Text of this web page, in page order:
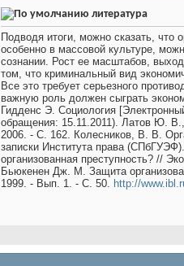
литература
Подводя итоги, можно сказать, что
особенно в массовой культуре,
сознании. Рост ее масштабов,
том, что криминальный вид
Все это требует серьезного
важную роль должен сыграть
Гидденс Э. Социология
обращения: 15.11.2011). Латов Ю.
2006. - С. 162. Колесников, В. В.
записки Института права
организованная преступность? //
Бьюкенен Дж. М. Защита
1999. - Вып. 1. - С. 50. http://